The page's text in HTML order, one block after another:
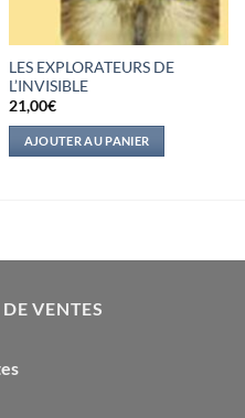
LES EXPLORATEURS DE
L’INVISIBLE
21,00€
AJOUTER AU PANIER
VENTES